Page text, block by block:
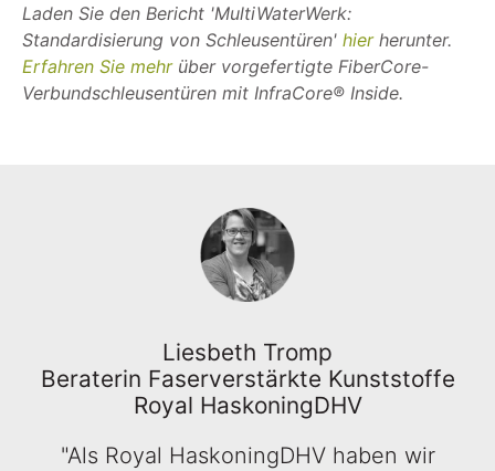
Laden Sie den Bericht 'MultiWaterWerk:
Standardisierung von Schleusentüren' hierherunter.
Erfahren Sie mehrüber vorgefertigte FiberCore-
Verbundschleusentüren mit InfraCore® Inside.
Liesbeth Tromp
Beraterin Faserverstärkte Kunststoffe
Royal HaskoningDHV
"Als Royal HaskoningDHV haben wir